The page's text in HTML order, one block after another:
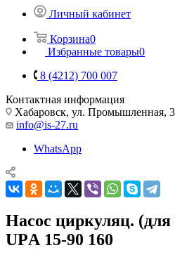
Личный кабинет
Корзина0
Избранные товары0
8 (4212) 700 007
Контактная информация
Хабаровск, ул. Промышленная,
info@is-27.ru
WhatsApp
Насос циркуляц. (для
UPА 15-90 160